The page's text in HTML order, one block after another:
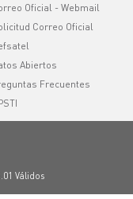
Oficial - Webmail
Correo Oficial
Abiertos
Frecuentes
Válidos